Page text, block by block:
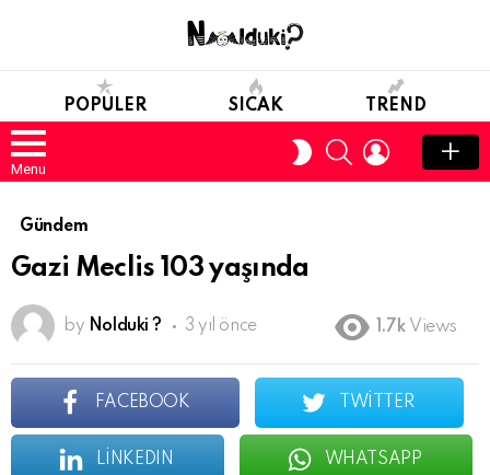
POPULER SICAK TREND
Menu
SWITCH
SKIN
SEARCHLOGIN
Gündem
Gazi Meclis 103 yaşında
by Nolduki ? 3 yıl önce 1.7k Views
FACEBOOK TWITTER
LINKEDIN WHATSAPP